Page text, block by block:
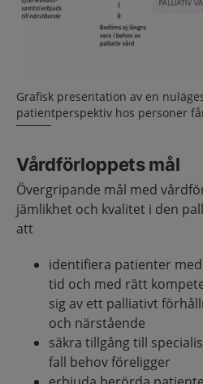
Grafisk presentation av en
patientperspektiv hos personer
Vårdförloppets mål
Övergripande mål med
jämlikhet och kvalitet i den
att
identifiera patienter
tid och med rätt
sig av ett palliativt
och närstående
säkra tillgång till
fall behov föreligger